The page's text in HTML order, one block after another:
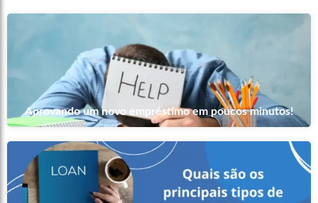
Aprovando um novo empréstimo em poucos minutos!